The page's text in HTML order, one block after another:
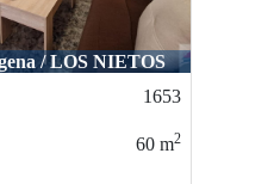
/ LOS NIETOS
1653
60 m2